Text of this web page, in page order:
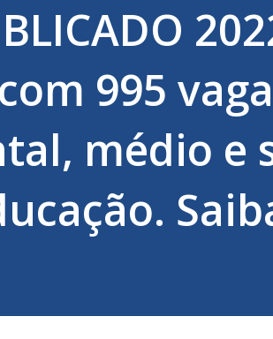
995
médio e